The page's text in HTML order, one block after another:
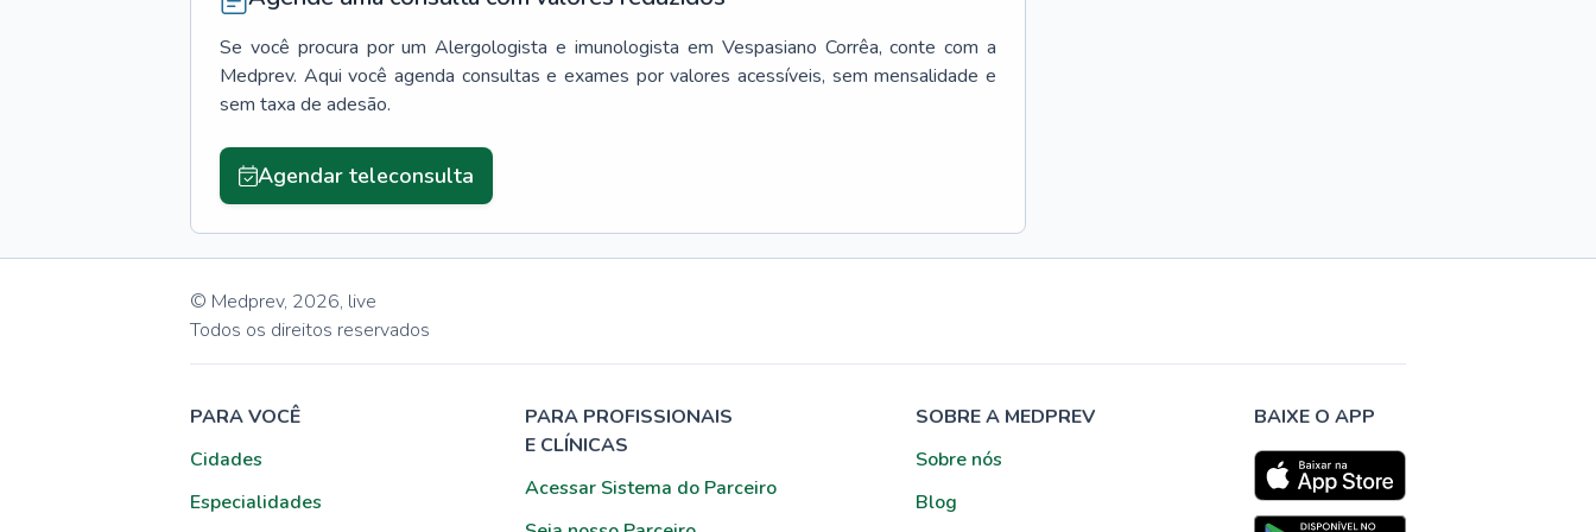
Se você procura por um Alergologista e imunologista em Vespasiano Corrêa, conte com a
Medprev. Aqui você agenda consultas e exames por valores acessíveis, sem mensalidade e
sem taxa de adesão.
Agendar teleconsulta
© Medprev, 2026, live
Todos os direitos reservados
PARA VOCÊ
Cidades
Especialidades
PARA PROFISSIONAIS
E CLÍNICAS
Acessar Sistema do Parceiro
SOBRE A MEDPREV
Sobre nós
Blog
BAIXE O APP